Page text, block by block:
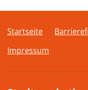
Startseite
Impressum